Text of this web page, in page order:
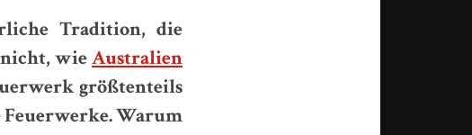
Tradition, die
nicht, wieAustralien
größtenteils
Feuerwerke. Warum